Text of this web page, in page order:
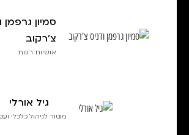
גיל אורלי
מנטור לניהול כלכלי ועסקי
סמיון גרפמן
צ'רקוב
אושיות רשת